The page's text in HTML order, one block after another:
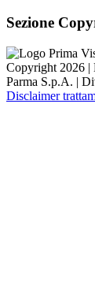
Sezione
Copyright 2026 |
Parma S.p.A. |
Disclaimer